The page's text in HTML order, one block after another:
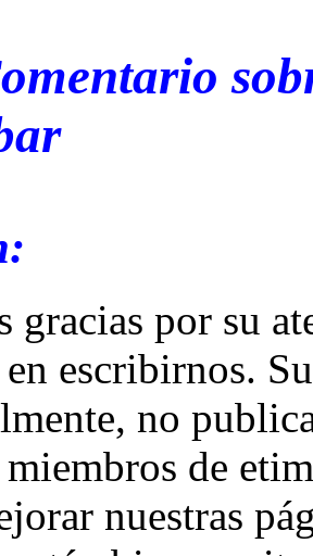
gracias por su
escribirnos.
no
de
nuestras